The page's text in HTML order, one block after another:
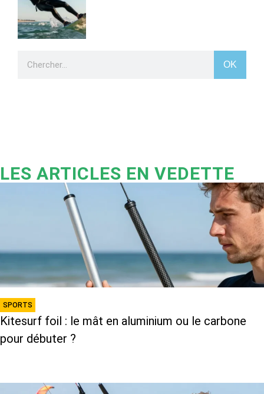
OK
LES ARTICLES EN VEDETTE
SPORTS
Kitesurf foil : le mât en aluminium ou le carbone
pour débuter ?